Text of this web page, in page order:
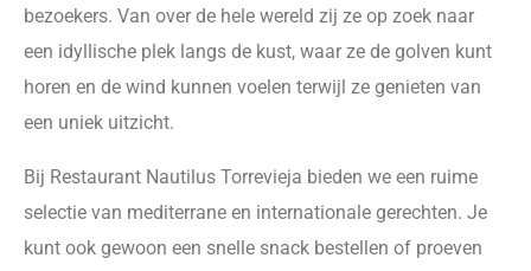
bezoekers. Van over de hele wereld zij ze op zoek naar
een idyllische plek langs de kust, waar ze de golven kunt
horen en de wind kunnen voelen terwijl ze genieten van
een uniek uitzicht.
Bij Restaurant Nautilus Torrevieja bieden we een ruime
selectie van mediterrane en internationale gerechten. Je
kunt ook gewoon een snelle snack bestellen of proeven